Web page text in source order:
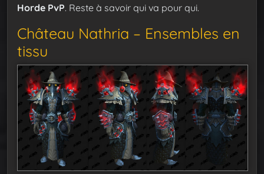
Horde PvP. Reste à savoir qui va pour qui.
Château Nathria – Ensembles en
tissu